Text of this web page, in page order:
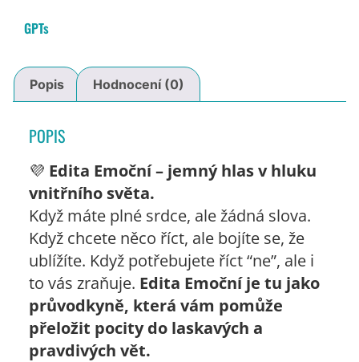
GPTs
Popis Hodnocení (0)
POPIS
💜 Edita Emoční – jemný hlas v hluku
vnitřního světa.
Když máte plné srdce, ale žádná slova.
Když chcete něco říct, ale bojíte se, že
ublížíte. Když potřebujete říct “ne”, ale i
to vás zraňuje. Edita Emoční je tu jako
průvodkyně, která vám pomůže
přeložit pocity do laskavých a
pravdivých vět.